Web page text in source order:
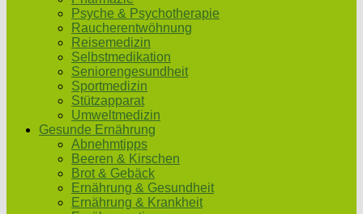
Psyche & Psychotherapie
Raucherentwöhnung
Reisemedizin
Selbstmedikation
Seniorengesundheit
Sportmedizin
Stützapparat
Umweltmedizin
Gesunde Ernährung
Abnehmtipps
Beeren & Kirschen
Brot & Gebäck
Ernährung & Gesundheit
Ernährung & Krankheit